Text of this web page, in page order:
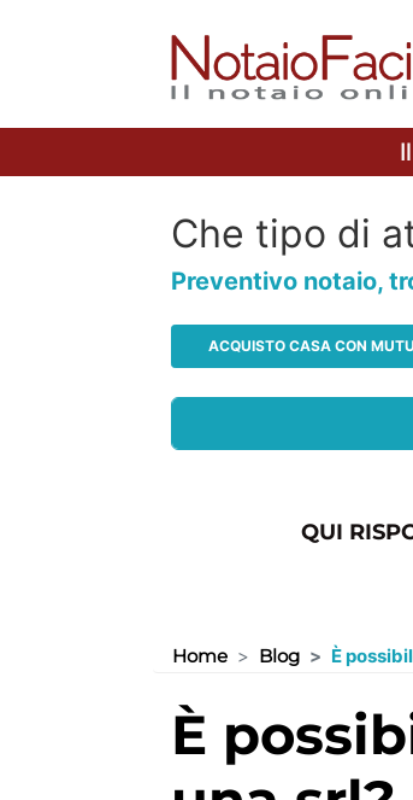
Il
Che tipo di
Preventivo notaio,
ACQUISTO CASA CON
QUI
Home Blog È
è possibile escludere un socio inattivo da